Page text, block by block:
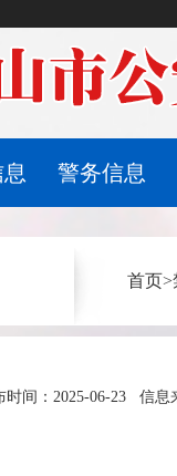
警务信息
首页>
时间：2025-06-23 信息